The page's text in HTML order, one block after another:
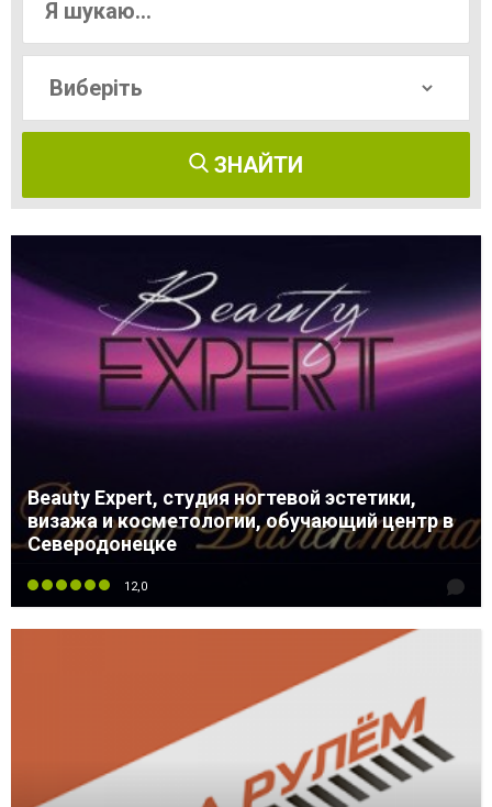
ЗНАЙТИ
Beauty Expert, студия ногтевой эстетики,
визажа и косметологии, обучающий центр в
Северодонецке
12,0